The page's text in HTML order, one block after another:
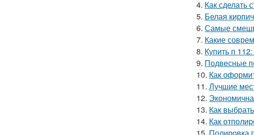
4. Как сделать
5. Белая
6. Самые
7. Какие
8. Купить п
9. Подвесные
10. Как
11. Лучшие
12.
13. Как
14. Как